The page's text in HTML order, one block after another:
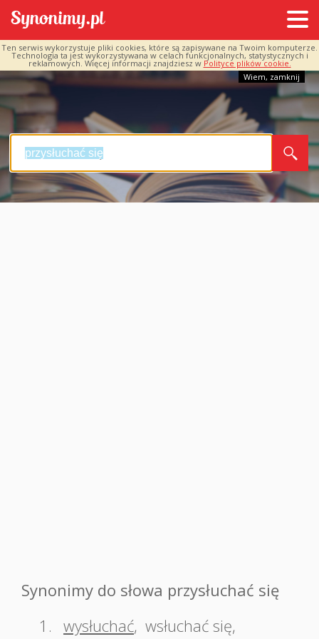
Ten serwis wykorzystuje pliki cookies, które są zapisywane na Twoim komputerze.
Technologia ta jest wykorzystywana w celach funkcjonalnych, statystycznych i
reklamowych. Więcej informacji znajdziesz w Polityce plików cookie.
Wiem, zamknij
Synonimy do słowa przysłuchać się
1. wysłuchać, wsłuchać się,